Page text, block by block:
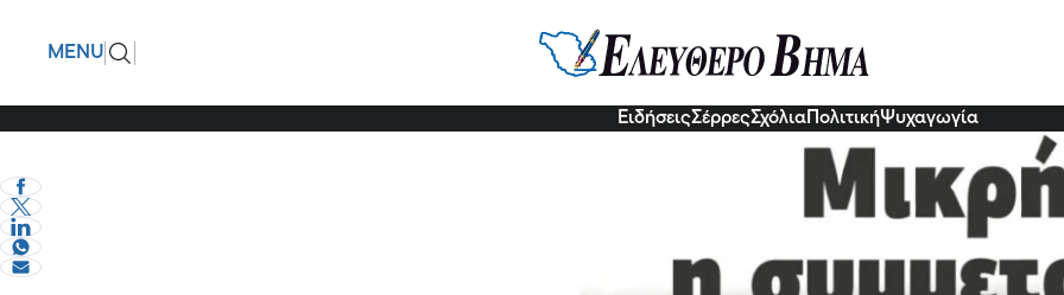
MENU
ΕιδήσειςΣέρρεςΣχόλια ΠολιτικήΨυχαγωγία
Στην απεργία και την πορεία στην πόλη
eVima Serres Team09 Νοε 2022, 23:37